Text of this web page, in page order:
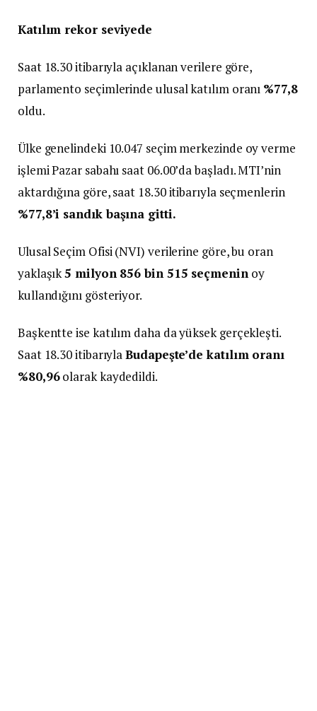
Katılım rekor seviyede
Saat 18.30 itibarıyla açıklanan verilere göre,
parlamento seçimlerinde ulusal katılım oranı %77,8
oldu.
Ülke genelindeki 10.047 seçim merkezinde oy verme
işlemi Pazar sabahı saat 06.00’da başladı. MTI’nin
aktardığına göre, saat 18.30 itibarıyla seçmenlerin
%77,8’i sandık başına gitti.
Ulusal Seçim Ofisi (NVI) verilerine göre, bu oran
yaklaşık5 milyon 856 bin 515 seçmeninoy
kullandığını gösteriyor.
Başkentte ise katılım daha da yüksek gerçekleşti.
Saat 18.30 itibarıylaBudapeşte’de katılım oranı
%80,96olarak kaydedildi.